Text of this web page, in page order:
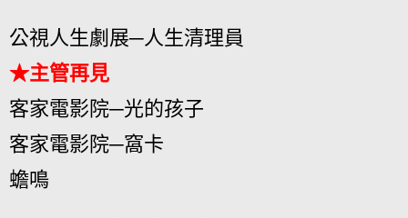
公視人生劇展─人生清理員
★主管再見
客家電影院─光的孩子
客家電影院─窩卡
蟾鳴